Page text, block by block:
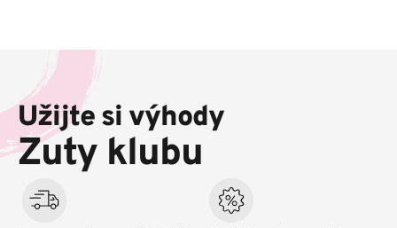
a
í
Užijte si výhody
Zuty klubu